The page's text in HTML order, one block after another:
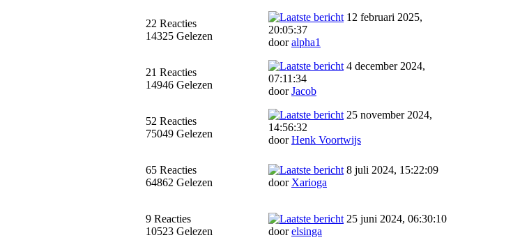
22 Reacties
14325 Gelezen
12 februari 2025,
20:05:37
dooralpha1
21 Reacties
14946 Gelezen
4 december 2024,
07:11:34
doorJacob
52 Reacties
75049 Gelezen
25 november 2024,
14:56:32
doorHenk Voortwijs
65 Reacties
64862 Gelezen
8 juli 2024, 15:22:09
door Xarioga
9 Reacties
10523 Gelezen
25 juni 2024, 06:30:10
doorelsinga